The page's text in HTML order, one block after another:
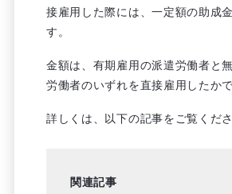
接雇用した際には、一定額の助成
す。
金額は、有期雇用の派遣労働者と
労働者のいずれを直接雇用したか
詳しくは、以下の記事をご覧くださ
関連記事